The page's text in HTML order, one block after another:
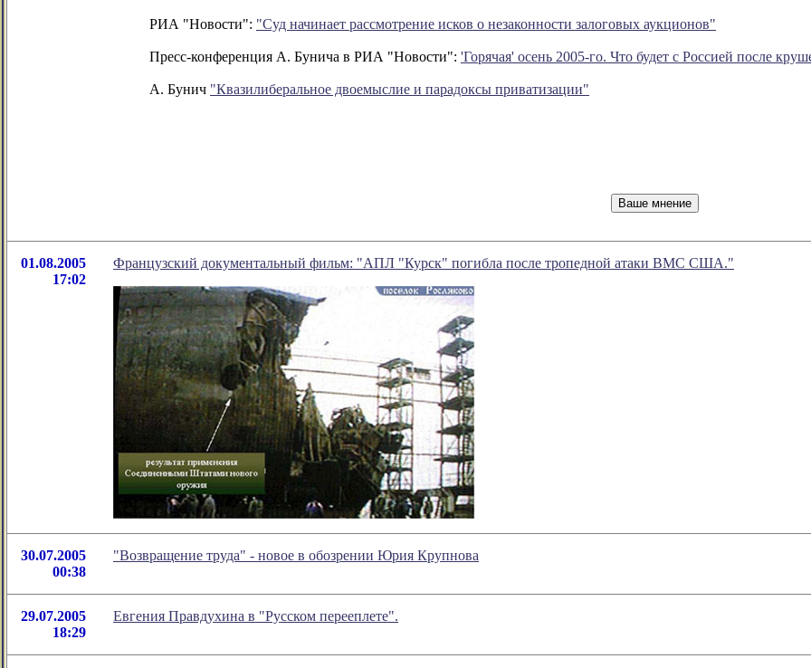
РИА "Новости": "Суд начинает рассмотрение исков о незаконности залоговых аукционов"
Пресс-конференция А. Бунича в РИА "Новости": 'Горячая' осень 2005-го. Что будет с Россией после
А. Бунич "Квазилиберальное двоемыслие и парадоксы приватизации"
01.08.2005
17:02
Французский документальный фильм: "АПЛ "Курск" погибла после тропедной атаки ВМС США."
30.07.2005
00:38
"Возвращение труда" - новое в обозрении Юрия Крупнова
29.07.2005
18:29
Евгения Правдухина в "Русском перееплете".